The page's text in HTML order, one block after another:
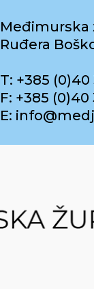
Međimurska
Ruđera
T: +385 (0)40
F: +385 (0)40
E: